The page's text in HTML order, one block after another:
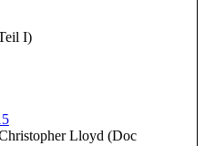
I)
Lloyd (Doc